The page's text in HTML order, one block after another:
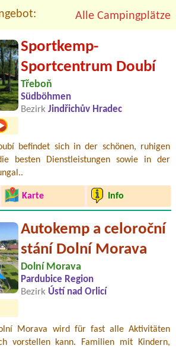
Alle Campingplätze
Sportkemp-
Sportcentrum Doubí
Třeboň
Südböhmen
Bezirk Jindřichův Hradec
befindet sich in der schönen, ruhigen
besten Dienstleistungen sowie in der
Karte Info
Autokemp a celoroční
stání Dolní Morava
Dolní Morava
Pardubice Region
Bezirk Ústí nad Orlicí
Morava wird für fast alle Aktivitäten
vorstellen kann. Familien mit Kindern,